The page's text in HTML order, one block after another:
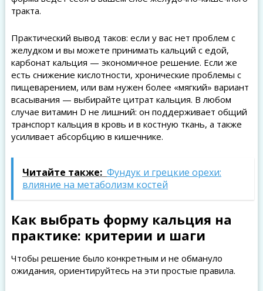
тракта.
Практический вывод таков: если у вас нет проблем с
желудком и вы можете принимать кальций с едой,
карбонат кальция — экономичное решение. Если же
есть снижение кислотности, хронические проблемы с
пищеварением, или вам нужен более «мягкий» вариант
всасывания — выбирайте цитрат кальция. В любом
случае витамин D не лишний: он поддерживает общий
транспорт кальция в кровь и в костную ткань, а также
усиливает абсорбцию в кишечнике.
Читайте также: Фундук и грецкие орехи:
влияние на метаболизм костей
Как выбрать форму кальция на
практике: критерии и шаги
Чтобы решение было конкретным и не обмануло
ожидания, ориентируйтесь на эти простые правила.